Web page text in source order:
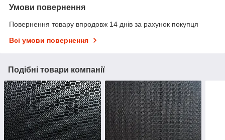
Умови повернення
Повернення товару впродовж 14 днів за рахунок покупця
Всі умови повернення
Подібні товари компанії